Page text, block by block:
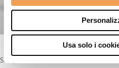
Con il tuo consenso, vorremmo
raccogliere informazioni
geografica, con
metro,
Usa solo i
Scarpe Uomo